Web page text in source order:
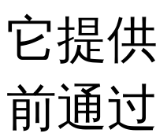
它提
前通